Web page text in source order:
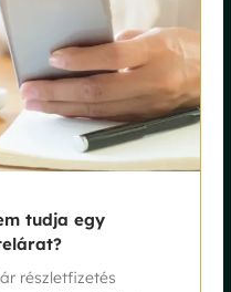
tudja egy
részletfizetés